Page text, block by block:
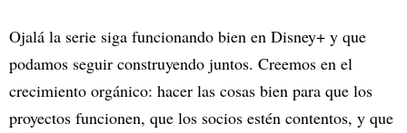
Ojalá la serie siga funcionando bien en Disney+ y que
podamos seguir construyendo juntos. Creemos en el
crecimiento orgánico: hacer las cosas bien para que los
proyectos funcionen, que los socios estén contentos, y que